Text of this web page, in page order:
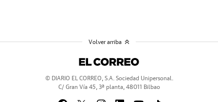
© DIARIO EL CORREO, S.A. Sociedad Unipersonal.
C/ Gran Vía 45, 3ª planta, 48011 Bilbao
Volver arriba